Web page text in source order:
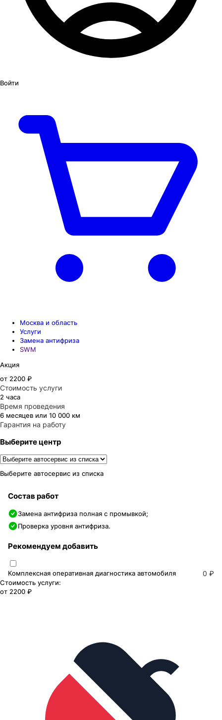
Войти
Москва и область
Услуги
Замена антифриза
SWM
Акция
от 2200 ₽
Стоимость услуги
2 часа
Время проведения
6 месяцев или 10 000 км
Гарантия на работу
Выберите центр
Выберите автосервис из списка
Состав работ
Замена антифриза полная с промывкой;
Проверка уровня антифриза.
Рекомендуем добавить
Комплексная оперативная диагностика автомобиля 0 ₽
Стоимость услуги:
от 2200 ₽